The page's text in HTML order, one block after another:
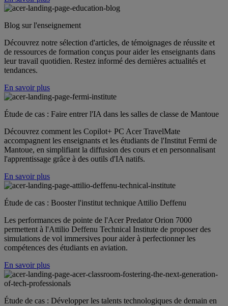
Blog sur l'enseignement
Découvrez notre sélection d'articles, de témoignages de réussite et
de ressources de formation conçus pour aider les enseignants dans
leur travail quotidien. Restez informé des dernières actualités et
tendances.
En savoir plus
Étude de cas : Faire entrer l'IA dans les salles de classe de Mantoue
Découvrez comment les Copilot+ PC Acer TravelMate
accompagnent les enseignants et les étudiants de l'Institut Fermi de
Mantoue, en simplifiant la diffusion des cours et en personnalisant
l'apprentissage grâce à des outils d'IA natifs.
En savoir plus
Étude de cas : Booster l'institut technique Attilio Deffenu
Les performances de pointe de l'Acer Predator Orion 7000
permettent à l'Attilio Deffenu Technical Institute de proposer des
simulations de vol immersives pour aider à perfectionner les
compétences des étudiants en aviation.
En savoir plus
Étude de cas : Développer les talents technologiques de demain en